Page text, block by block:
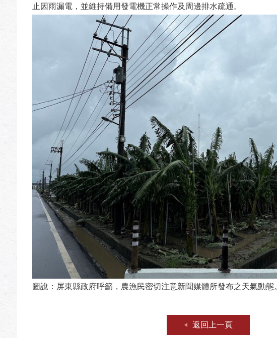
止因雨漏電，並維持備用發電機正常操作及周邊排水疏通。
圖說：屏東縣政府呼籲，農漁民密切注意新聞媒體所發布之天氣動態。
返回上一頁